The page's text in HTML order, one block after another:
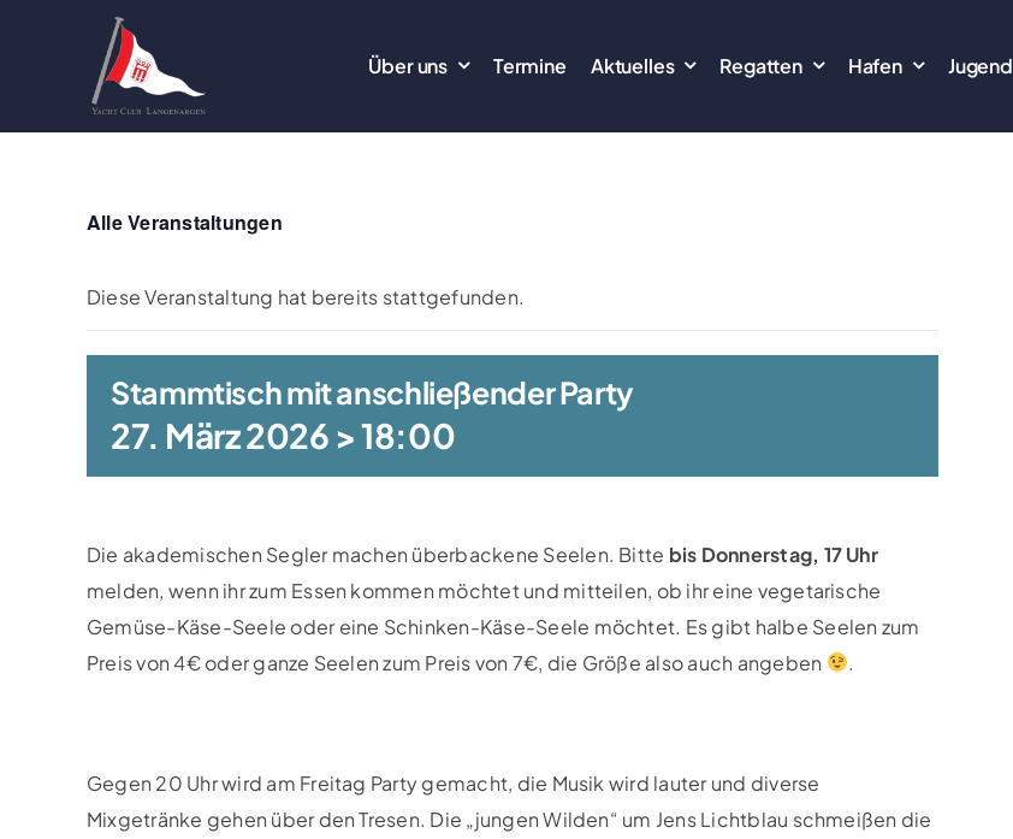
Über uns Termine Aktuelles Regatten Hafen Jugend
Alle Veranstaltungen
Diese Veranstaltung hat bereits stattgefunden.
Stammtisch mit anschließender Party
27. März 2026 > 18:00
Die akademischen Segler machen überbackene Seelen. Bitte bis Donnerstag, 17 Uhr
melden, wenn ihr zum Essen kommen möchtet und mitteilen, ob ihr eine vegetarische
Gemüse-Käse-Seele oder eine Schinken-Käse-Seele möchtet. Es gibt halbe Seelen zum
Preis von 4€ oder ganze Seelen zum Preis von 7€, die Größe also auch angeben
.
Gegen 20 Uhr wird am Freitag Party gemacht, die Musik wird lauter und diverse
Mixgetränke gehen über den Tresen. Die „jungen Wilden“ um Jens Lichtblau schmeißen die